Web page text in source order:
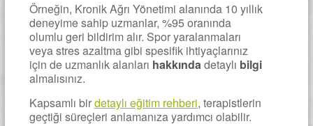
Örneğin, Kronik Ağrı Yönetimi alanında 10 yıllık
deneyime sahip uzmanlar, %95 oranında
olumlu geri bildirim alır. Spor yaralanmaları
veya stres azaltma gibi spesifik ihtiyaçlarınız
için de uzmanlık alanları hakkındadetaylı bilgi
almalısınız.
Kapsamlı birdetaylı eğitim rehberi, terapistlerin
geçtiği süreçleri anlamanıza yardımcı olabilir.